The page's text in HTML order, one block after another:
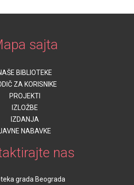
sajta
BIBLIOTEKE
ZA KORISNIKE
PROJEKTI
IZLOŽBE
IZDANJA
NABAVKE
nas
grada Beograda